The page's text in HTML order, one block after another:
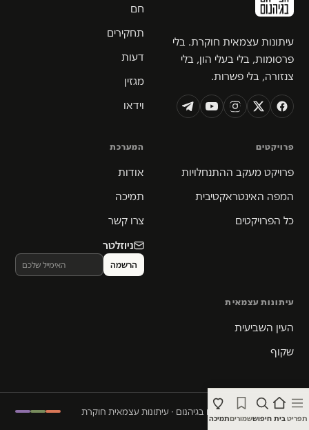
תפריטבית חיפוששמוריםתמיכה
עיתונות עצמאית חוקרת. בלי
פרסומות, בלי בעלי הון, בלי
צנזורה, בלי פשרות.
חם
תחקירים
דעות
מגזין
וידאו
פרויקטים
פרויקט מעקב ההתנחלויות
המפה האינטראקטיבית
כל הפרויקטים
המערכת
אודות
תמיכה
צרו קשר
ניוזלטר
עיתונות עצמאית
העין השביעית
שקוף
© 2026 המקום הכי חם בגיהנום · עיתונות עצמאית חוקרת